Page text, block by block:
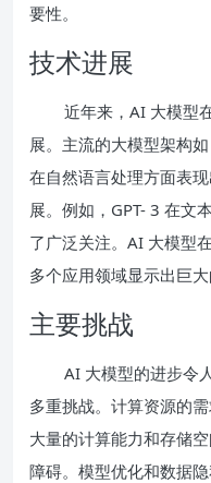
要性。
技术进展
近年来，AI 大模型
展。主流的大模型架构
在自然语言处理方面表
展。例如，GPT- 3 在文
了广泛关注。AI 大模型
多个应用领域显示出巨大
主要挑战
AI 大模型的进步令
多重挑战。计算资源的
大量的计算能力和存储
障碍。模型优化和数据